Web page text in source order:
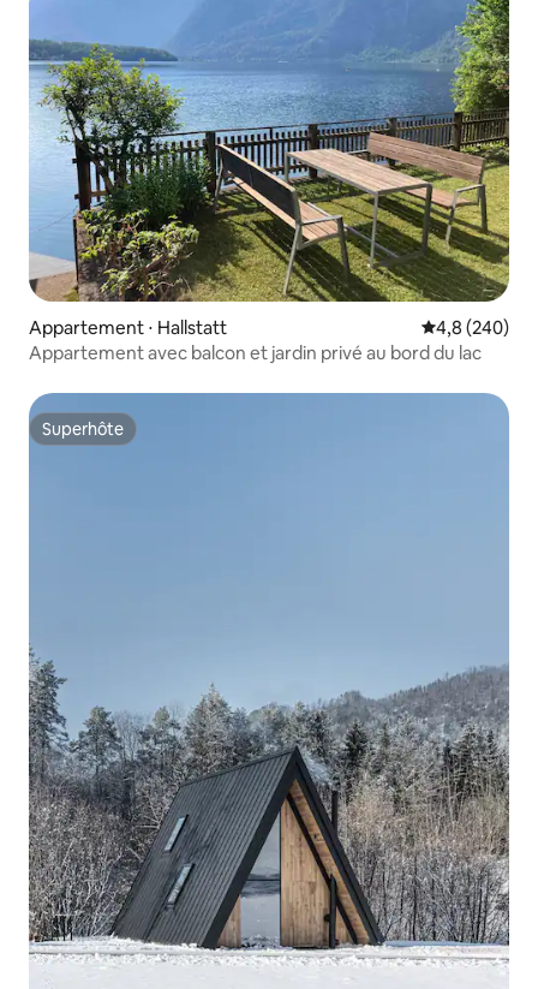
Appartement ⋅ Hallstatt Évaluation
4,8 (240)
Appartement avec balcon et jardin privé au bord du lac
Superhôte
Superhôte